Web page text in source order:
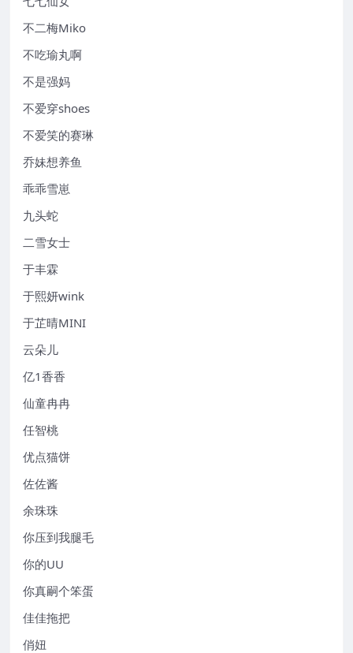
不二梅Miko
不吃瑜丸啊
不是强妈
不爱穿shoes
不爱笑的赛琳
乔妹想养鱼
乖乖雪崽
九头蛇
二雪女士
于丰霖
于熙妍wink
于芷晴MINI
云朵儿
亿1香香
仙童冉冉
任智桃
优点猫饼
佐佐酱
余珠珠
你压到我腿毛
你的UU
你真嗣个笨蛋
佳佳拖把
俏妞